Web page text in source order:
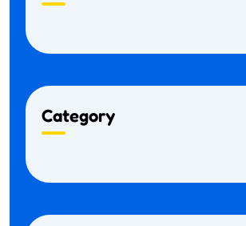
Category